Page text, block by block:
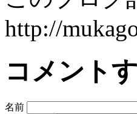
http://
コメント
名前